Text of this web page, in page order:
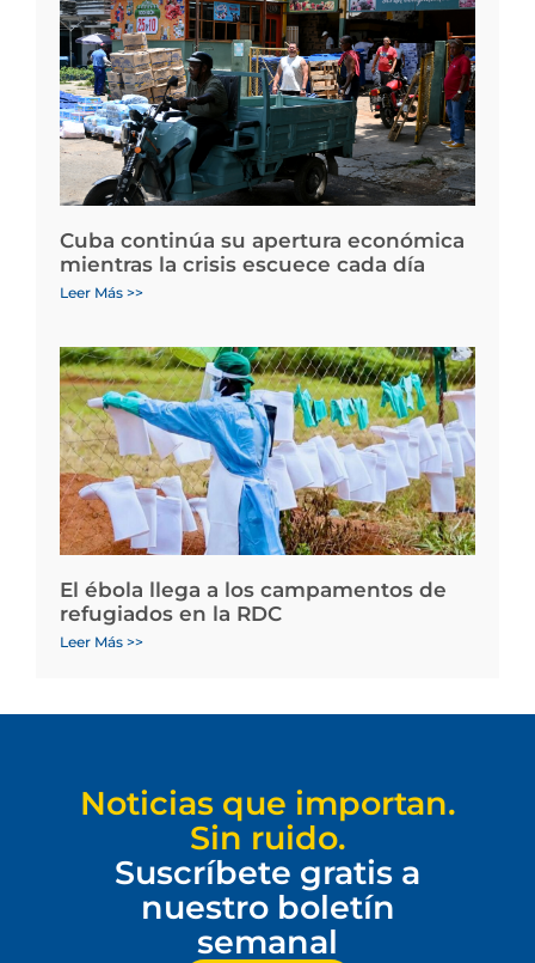
Cuba continúa su apertura económica
mientras la crisis escuece cada día
Leer Más >>
El ébola llega a los campamentos de
refugiados en la RDC
Leer Más >>
Noticias que importan.
Sin ruido.
Suscríbete gratis a
nuestro boletín
semanal